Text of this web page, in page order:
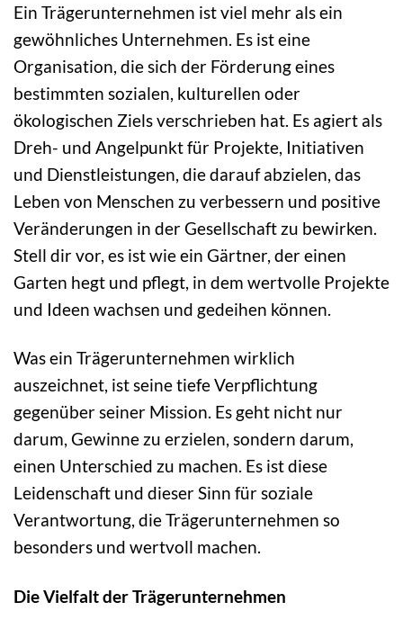
Ein Trägerunternehmen ist viel mehr als ein
gewöhnliches Unternehmen. Es ist eine
Organisation, die sich der Förderung eines
bestimmten sozialen, kulturellen oder
ökologischen Ziels verschrieben hat. Es agiert als
Dreh- und Angelpunkt für Projekte, Initiativen
und Dienstleistungen, die darauf abzielen, das
Leben von Menschen zu verbessern und positive
Veränderungen in der Gesellschaft zu bewirken.
Stell dir vor, es ist wie ein Gärtner, der einen
Garten hegt und pflegt, in dem wertvolle Projekte
und Ideen wachsen und gedeihen können.
Was ein Trägerunternehmen wirklich
auszeichnet, ist seine tiefe Verpflichtung
gegenüber seiner Mission. Es geht nicht nur
darum, Gewinne zu erzielen, sondern darum,
einen Unterschied zu machen. Es ist diese
Leidenschaft und dieser Sinn für soziale
Verantwortung, die Trägerunternehmen so
besonders und wertvoll machen.
Die Vielfalt der Trägerunternehmen